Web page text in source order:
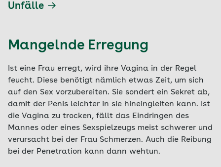
Unfälle
Mangelnde Erregung
Ist eine Frau erregt, wird ihre Vagina in der Regel
feucht. Diese benötigt nämlich etwas Zeit, um sich
auf den Sex vorzubereiten. Sie sondert ein Sekret ab,
damit der Penis leichter in sie hineingleiten kann. Ist
die Vagina zu trocken, fällt das Eindringen des
Mannes oder eines Sexspielzeugs meist schwerer und
verursacht bei der Frau Schmerzen. Auch die Reibung
bei der Penetration kann dann wehtun.